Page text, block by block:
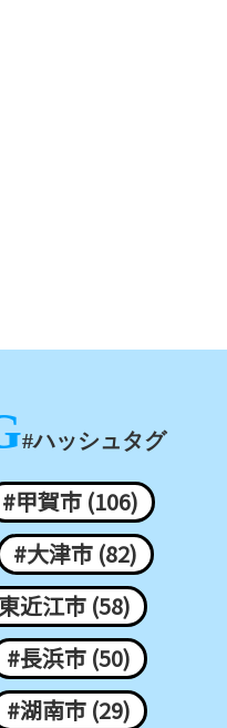
#ハッシュタグ
#甲賀市 (106)
#大津市 (82)
近江市 (58)
#長浜市 (50)
#湖南市 (29)